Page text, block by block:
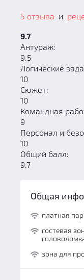
5 отзыва и
9.7
Антураж:
9.5
Логические
10
Сюжет:
10
Командная
9
Персонал и
10
Общий балл:
9.7
Общая
платная
гостевая
зона для